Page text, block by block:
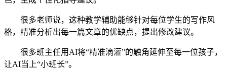
很多老师说，这种教学辅助能够针对每位学生的写作风
格，精准分析出每一篇文章的优缺点，提出修改建议。
很多班主任用AI将“精准滴灌”的触角延伸至每一位孩子，
让AI当上“小班长”。